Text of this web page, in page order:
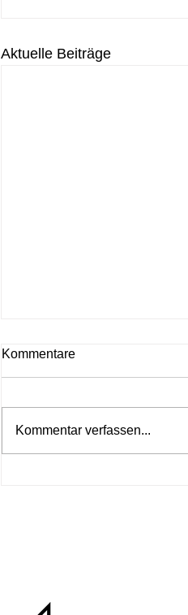
Aktuelle Beiträge
Kommentare
Kommentar verfassen...